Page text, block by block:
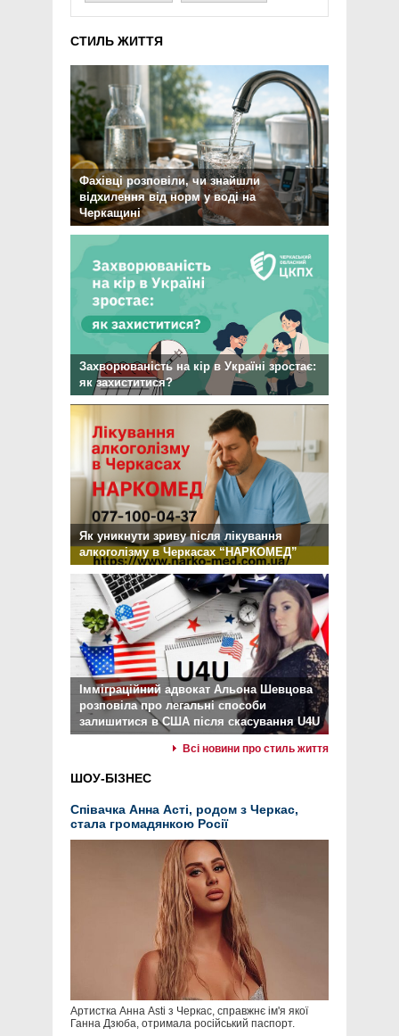
СТИЛЬ ЖИТТЯ
Фахівці розповіли, чи знайшли
відхилення від норм у воді на
Черкащині
Захворюваність на кір в Україні зростає:
як захиститися?
Як уникнути зриву після лікування
алкоголізму в Черкасах “НАРКОМЕД”
Імміграційний адвокат Альона Шевцова
розповіла про легальні способи
залишитися в США після скасування U4U
Всі новини про стиль життя
ШОУ-БІЗНЕС
Співачка Анна Асті, родом з Черкас,
стала громадянкою Росії
Артистка Анна Asti з Черкас, справжнє ім'я якої
Ганна Дзюба, отримала російський паспорт.